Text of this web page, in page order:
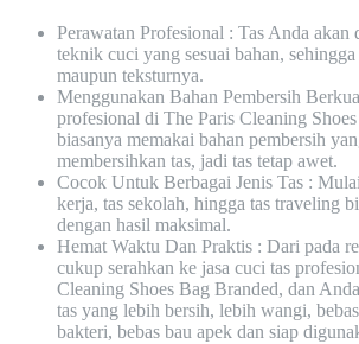
Perawatan Profesional : Tas Anda akan
teknik cuci yang sesuai bahan,
maupun teksturnya.
Menggunakan Bahan Pembersih
profesional di The Paris Cleaning
biasanya memakai bahan pembersih
membersihkan tas, jadi tas tetap awet.
Cocok Untuk Berbagai Jenis Tas :
kerja, tas sekolah, hingga tas traveling
dengan hasil maksimal.
Hemat Waktu Dan Praktis : Dari pada
cukup serahkan ke jasa cuci tas
Cleaning Shoes Bag Branded, dan
tas yang lebih bersih, lebih wangi,
bakteri, bebas bau apek dan siap